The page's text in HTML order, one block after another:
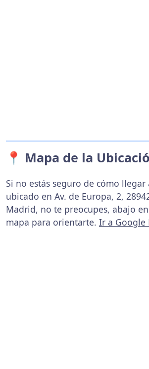
📍 Mapa de la
Si no estás seguro de cómo
ubicado en Av. de Europa, 2,
Madrid, no te preocupes, abajo
mapa para orientarte. Ir a Google